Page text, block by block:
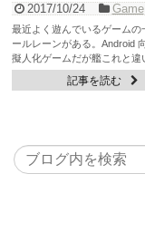
2017/10/24 Game
最近よく遊んでいるゲームの
ールレーンがある。Android
擬人化ゲームだが艦これと違
ンがシューティン...
記事を読む